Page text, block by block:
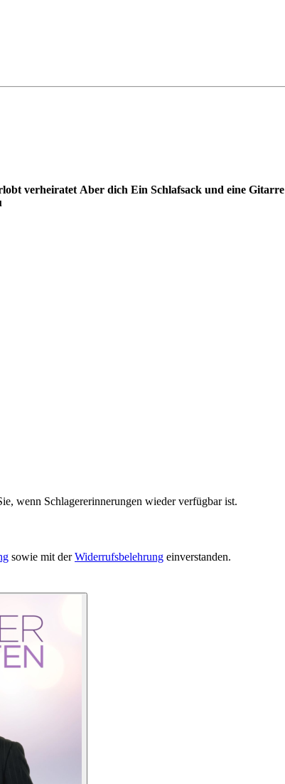
verheiratet Aber dich Ein Schlafsack und eine Gitarre
wenn Schlagererinnerungen wieder verfügbar ist.
sowie mit derWiderrufsbelehrung einverstanden.